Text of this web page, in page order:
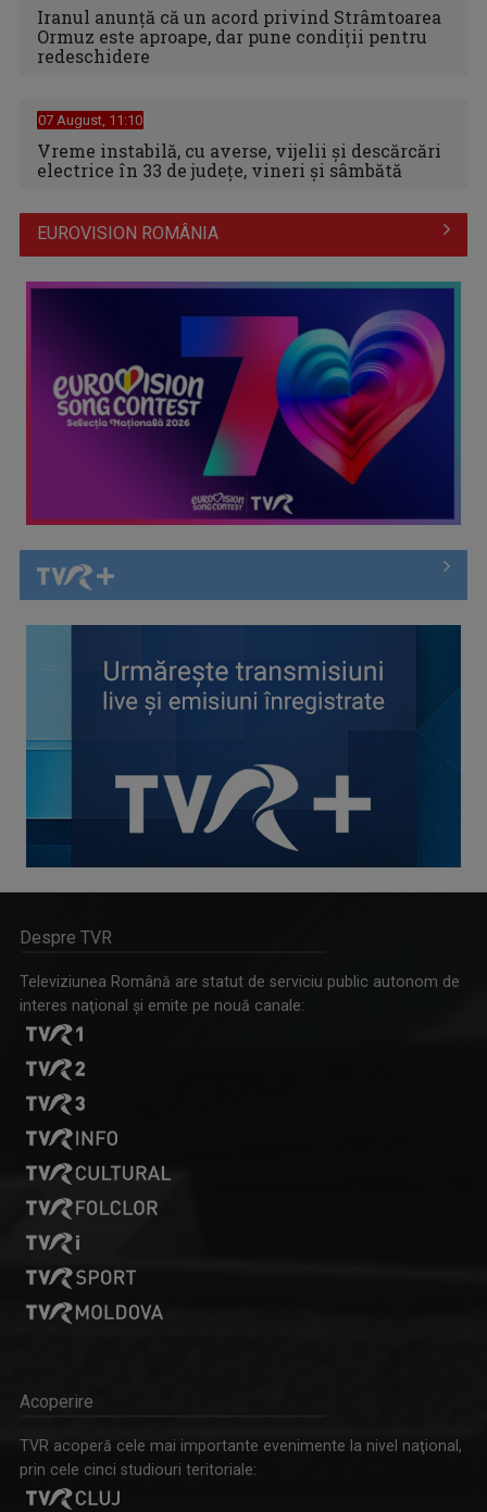
Iranul anunță că un acord privind Strâmtoarea
Ormuz este aproape, dar pune condiții pentru
redeschidere
07 August, 11:10
Vreme instabilă, cu averse, vijelii şi descărcări
electrice în 33 de judeţe, vineri şi sâmbătă
EUROVISION ROMÂNIA
Despre TVR
Televiziunea Română are statut de serviciu public autonom de
interes naţional şi emite pe nouă canale:
Acoperire
TVR acoperă cele mai importante evenimente la nivel naţional,
prin cele cinci studiouri teritoriale: